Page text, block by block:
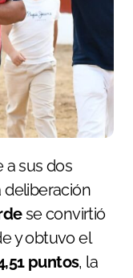
a sus dos
deliberación
se convirtió
y obtuvo el
puntos, la